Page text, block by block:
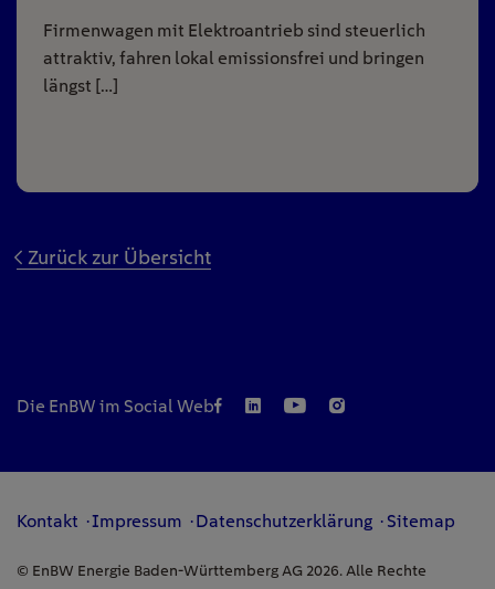
Firmenwagen mit Elektroantrieb sind steuerlich
attraktiv, fahren lokal emissionsfrei und bringen
längst […]
Zurück zur Übersicht
Die EnBW im Social Web
Kontakt Impressum Datenschutzerklärung Sitemap
© EnBW Energie Baden-Württemberg AG 2026. Alle Rechte